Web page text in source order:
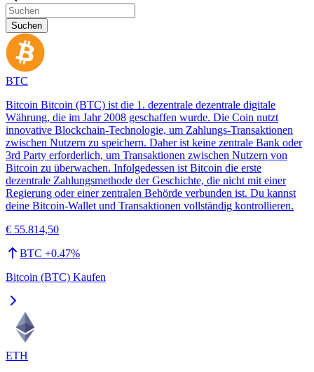
Suchen
BTC
Bitcoin Bitcoin (BTC) ist die 1. dezentrale dezentrale digitale
Währung, die im Jahr 2008 geschaffen wurde. Die Coin nutzt
innovative Blockchain-Technologie, um Zahlungs-Transaktionen
zwischen Nutzern zu speichern. Daher ist keine zentrale Bank oder
3rd Party erforderlich, um Transaktionen zwischen Nutzern von
Bitcoin zu überwachen. Infolgedessen ist Bitcoin die erste
dezentrale Zahlungsmethode der Geschichte, die nicht mit einer
Regierung oder einer zentralen Behörde verbunden ist. Du kannst
deine Bitcoin-Wallet und Transaktionen vollständig kontrollieren.
€ 55.814,50
BTC +0.47%
Bitcoin (BTC) Kaufen
ETH